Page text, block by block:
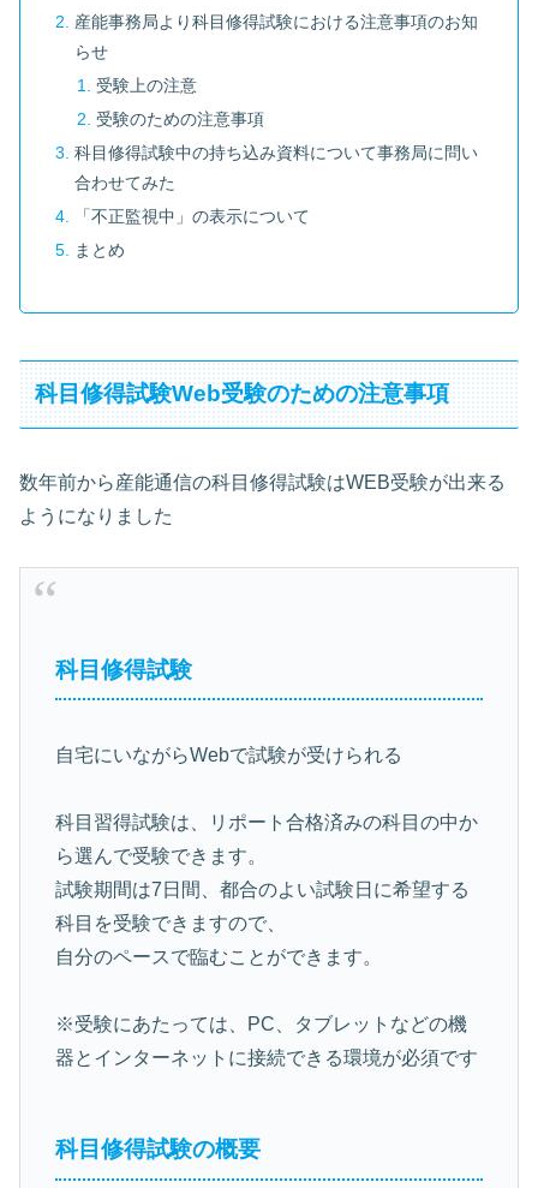
産能事務局より科目修得試験における注意事項のお知
らせ
受験上の注意
受験のための注意事項
科目修得試験中の持ち込み資料について事務局に問い
合わせてみた
「不正監視中」の表示について
まとめ
科目修得試験Web受験のための注意事項
数年前から産能通信の科目修得試験はWEB受験が出来る
ようになりました
科目修得試験
自宅にいながらWebで試験が受けられる
科目習得試験は、リポート合格済みの科目の中か
ら選んで受験できます。
試験期間は7日間、都合のよい試験日に希望する
科目を受験できますので、
自分のペースで臨むことができます。
※受験にあたっては、PC、タブレットなどの機
器とインターネットに接続できる環境が必須です
科目修得試験の概要